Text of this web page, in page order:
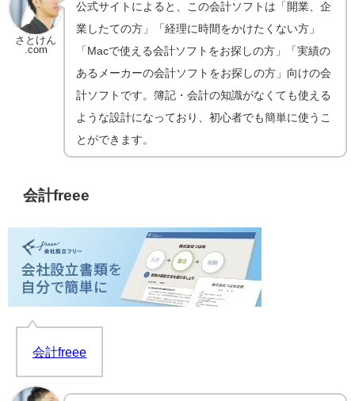
さとけん
.com
公式サイトによると、この会計ソフトは「開業、企
業したての方」「経理に時間をかけたくない方」
「Macで使える会計ソフトをお探しの方」「実績の
あるメーカーの会計ソフトをお探しの方」向けの会
計ソフトです。簿記・会計の知識がなくても使える
ような設計になっており、初心者でも簡単に使うこ
とができます。
会計freee
会計freee